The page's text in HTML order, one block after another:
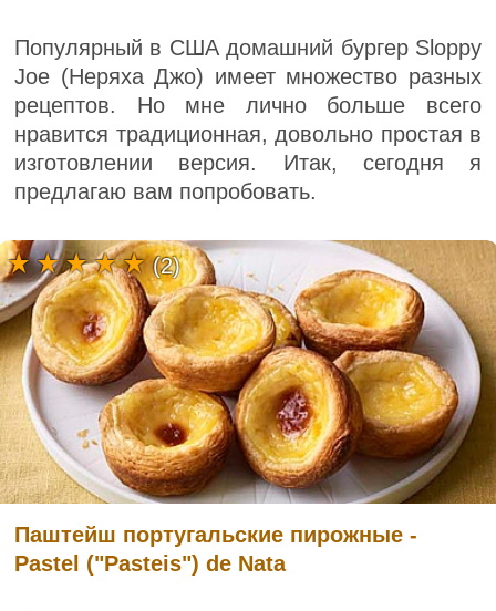
Популярный в США домашний бургер Sloppy
Joe (Неряха Джо) имеет множество разных
рецептов. Но мне лично больше всего
нравится традиционная, довольно простая в
изготовлении версия. Итак, сегодня я
предлагаю вам попробовать.
Паштейш португальские пирожные -
Pastel ("Pasteis") de Nata
(2)